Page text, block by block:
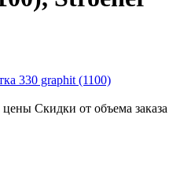
цены Скидки от объема заказа